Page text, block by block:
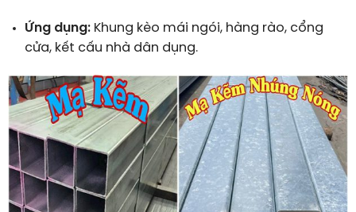
Ứng dụng:Khung kèo mái ngói, hàng rào, cổng
cửa, kết cấu nhà dân dụng.